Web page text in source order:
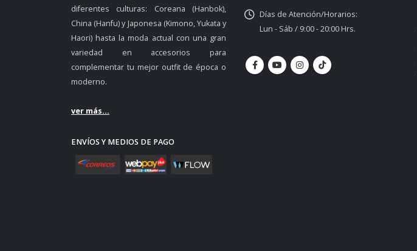
diferentes culturas: Coreana (Hanbok),
China (Hanfu) y Japonesa (Kimono, Yukata y
Haori) hasta la moda actual con una gran
variedad en accesorios para
complementar tu mejor outfit de época o
moderno.
ver más...
ENVÍOS Y MEDIOS DE PAGO
Días de Atención/Horarios:
Lun - Sáb / 9:00 - 20:00 Hrs.